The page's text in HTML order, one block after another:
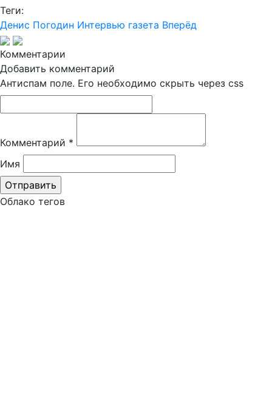
Теги:
Денис Погодин Интервью газета Вперёд
Комментарии
Добавить комментарий
Антиспам поле. Его необходимо скрыть через css
Комментарий *
Имя
Облако тегов